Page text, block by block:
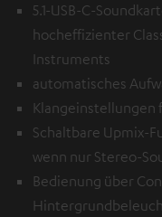
5.1-USB-C-
hocheffizienter
Instruments
automatisches
Schaltbare Upmix-
wenn nur Stereo-
Bedienung über